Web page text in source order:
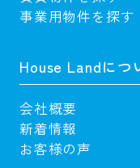
事業用物件を探す
House Landにつ
会社概要
新着情報
お客様の声